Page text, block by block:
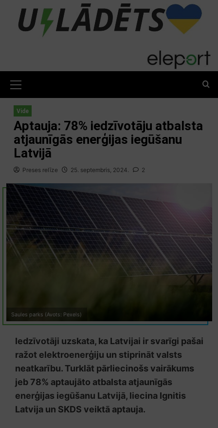
content
Menu
Vide
Aptauja: 78% iedzīvotāju atbalsta
atjaunīgās enerģijas iegūšanu
Latvijā
Preses relīze 25. septembris, 2024. 2
Saules parks (Avots: Pexels)
Iedzīvotāji uzskata, ka Latvijai ir svarīgi pašai
ražot elektroenerģiju un stiprināt valsts
neatkarību. Turklāt pārliecinošs vairākums
jeb 78% aptaujāto atbalsta atjaunīgās
enerģijas iegūšanu Latvijā, liecina Ignitis
Latvija un SKDS veiktā aptauja.